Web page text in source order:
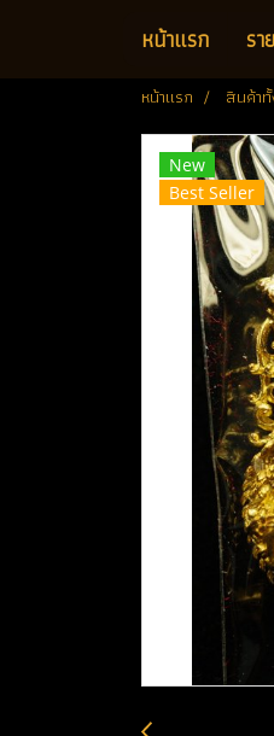
หน้าแรก รา
หน้าแรก สินค้า
New
Best Seller